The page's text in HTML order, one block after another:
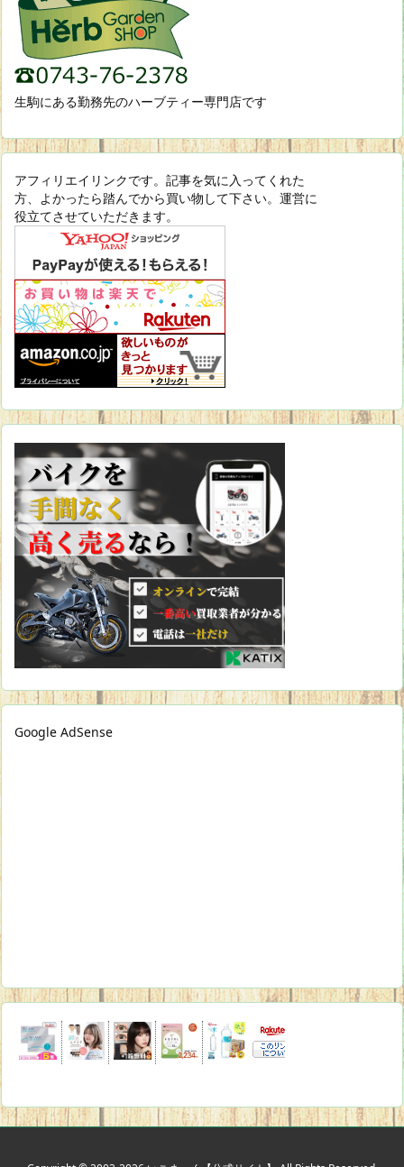
生駒にある勤務先のハーブティー専門店です
アフィリエイリンクです。記事を気に入ってくれた
方、よかったら踏んでから買い物して下さい。運営に
役立てさせていただきます。
Google AdSense